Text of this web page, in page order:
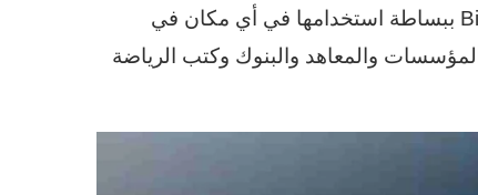
للمراهنات الرياضية عبر الإنترنت. يمكن لمستخدمي Bitcoin ببساطة استخدامها في أي مكان في
والمعاهد والبنوك وكتب الرياضة